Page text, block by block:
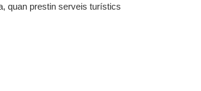
quan prestin serveis turístics